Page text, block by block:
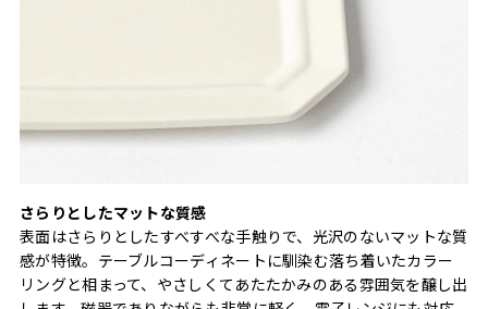
さらりとしたマットな質感
表面はさらりとしたすべすべな手触りで、光沢のないマットな質
感が特徴。テーブルコーディネートに馴染む落ち着いたカラー
リングと相まって、やさしくてあたたかみのある雰囲気を醸し出